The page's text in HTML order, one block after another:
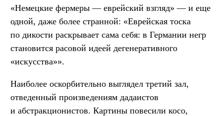
«Немецкие фермеры — еврейский взгляд» — и еще
одной, даже более странной: «Еврейская тоска
по дикости раскрывает сама себя: в Германии негр
становится расовой идеей дегенеративного
«искусства»».
Наиболее оскорбительно выглядел третий зал,
отведенный произведениям дадаистов
и абстракционистов. Картины повесили косо,